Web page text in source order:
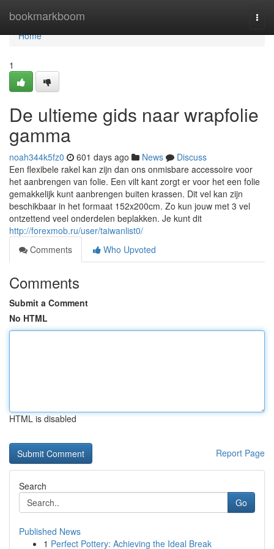
bookmarkboom
Home
Home
1
De ultieme gids naar wrapfolie
gamma
noah344k5fz0 601 days ago News
Discuss
Een flexibele rakel kan zijn dan ons onmisbare accessoire voor
het aanbrengen van folie. Een vilt kant zorgt er voor het een folie
gemakkelijk kunt aanbrengen buiten krassen. Dit vel kan zijn
beschikbaar in het formaat 152x200cm. Zo kun jouw met 3 vel
ontzettend veel onderdelen beplakken. Je kunt dit
http://forexmob.ru/user/taiwanlist0/
Comments
Who Upvoted
Comments
Submit a Comment
No HTML
HTML is disabled
Report Page
Search
Go
Published News
1 Perfect Pottery: Achieving the Ideal Break